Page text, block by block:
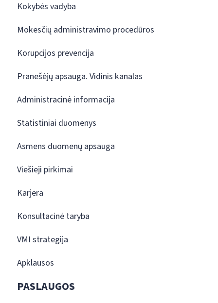
Kokybės vadyba
Mokesčių administravimo procedūros
Korupcijos prevencija
Pranešėjų apsauga. Vidinis kanalas
Administracinė informacija
Statistiniai duomenys
Asmens duomenų apsauga
Viešieji pirkimai
Karjera
Konsultacinė taryba
VMI strategija
Apklausos
PASLAUGOS